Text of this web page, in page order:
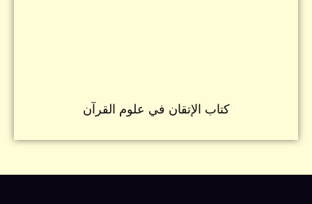
كتاب الإتقان في علوم القرآن